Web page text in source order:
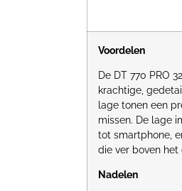
Voordelen
De DT 770 PRO
krachtige,
lage tonen een
missen. De lage
tot smartphone,
die ver boven
Nadelen